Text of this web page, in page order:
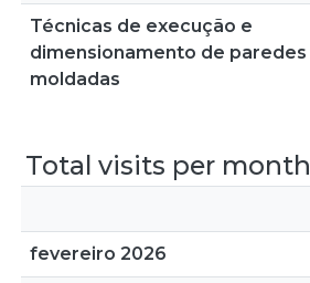
Técnicas de execução e
dimensionamento de paredes
moldadas
Total visits per month
fevereiro 2026